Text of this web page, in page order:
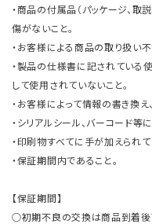
・商品の付属品（パッケージ、取
傷がないこと。
・お客様による商品の取り扱い
・製品の仕様書に記されている
して使用されていないこと。
・お客様によって情報の書き換え
・シリアルシール、バーコード等
・印刷物すべてに手が加えられて
・保証期間内であること。
【保証期間】
○初期不良の交換は商品到着後